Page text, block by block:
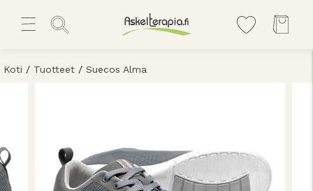
Koti / Tuotteet / Suecos Alma